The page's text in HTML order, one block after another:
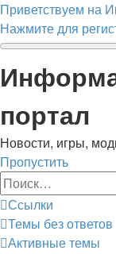
Приветствуем на
Нажмите для
портал
Новости, игры,
Пропустить
Ссылки
Темы без ответов
Активные темы